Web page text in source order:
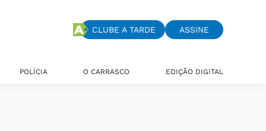
CLUBE A TARDE ASSINE
POLÍCIA O CARRASCO EDIÇÃO DIGITAL